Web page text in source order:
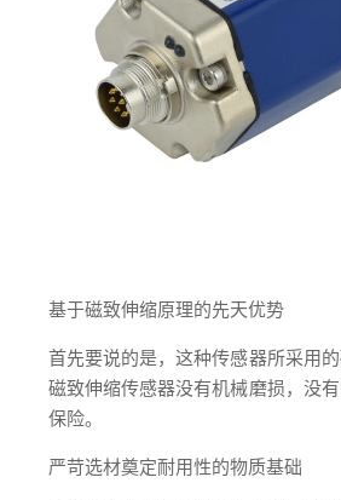
基于磁致伸缩原理的先天优势
首先要说的是，这种传感器所采用
磁致伸缩传感器没有机械磨损，没
保险。
严苛选材奠定耐用性的物质基础